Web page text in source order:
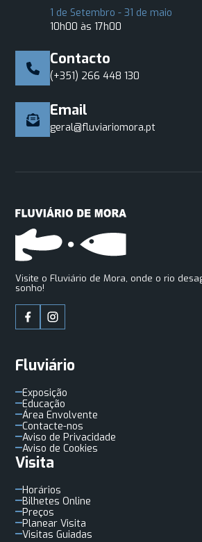
1 de Setembro - 31 de maio
10h00 às 17h00
Contacto
(+351) 266 448 130
Email
geral@fluviariomora.pt
Visite o Fluviário de Mora, onde o rio
sonho!
Fluviário
Exposição
Educação
Área Envolvente
Contacte-nos
Aviso de Privacidade
Aviso de Cookies
Visita
Horários
Bilhetes Online
Preços
Planear Visita
Visitas Guiadas